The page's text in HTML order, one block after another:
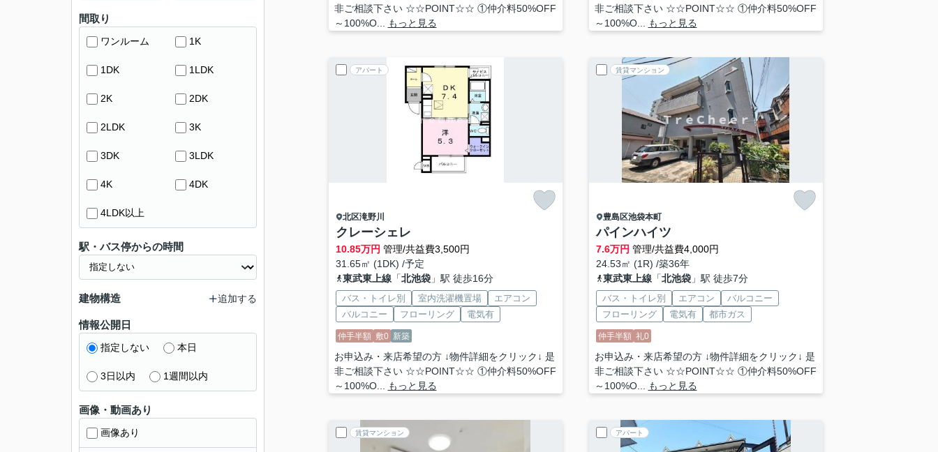
非ご相談下さい ☆☆POINT☆☆ ①仲介料50%OFF
～100%O...
もっと見る
非ご相談下さい ☆☆POINT☆☆ ①仲介料50%OFF
～100%O...
もっと見る
アパート
北区滝野川
クレーシェレ
10.85万円 管理/共益費3,500円
31.65㎡ (1DK) /予定
東武東上線「北池袋」駅 徒歩16分
バス・トイレ別 室内洗濯機置場
エアコン
バルコニー
フローリング 電気有
仲手半額 敷0 新築
お申込み・来店希望の方 ↓物件詳細をクリック↓ 是
非ご相談下さい ☆☆POINT☆☆ ①仲介料50%OFF
～100%O...
もっと見る
賃貸マンション
豊島区池袋本町
パインハイツ
7.6万円 管理/共益費4,000円
24.53㎡ (1R) /築36年
東武東上線「北池袋」駅 徒歩7分
バス・トイレ別 エアコン
バルコニー
フローリング
電気有 都市ガス
仲手半額 礼0
お申込み・来店希望の方 ↓物件詳細をクリック↓ 是
非ご相談下さい ☆☆POINT☆☆ ①仲介料50%OFF
～100%O...
もっと見る
賃貸マンション アパート
間取り
ワンルーム 1K
1DK 1LDK
2K 2DK
2LDK 3K
3DK 3LDK
4K 4DK
4LDK以上
駅・バス停からの時間
建物構造 追加する
情報公開日
指定しない 本日
3日以内 1週間以内
画像・動画あり
画像あり